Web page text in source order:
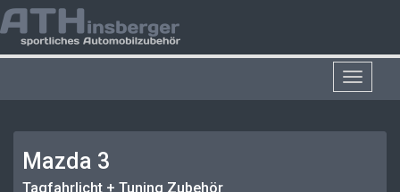
Toggle
Mazda 3
Tagfahrlicht + Tuning Zubehör